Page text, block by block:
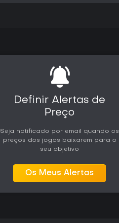
percursos
controle
mais longas e
Vale a Pena
O pacote
priorizando
em timing, no
encontra
A recepção
mencionem
PC traz
Definir Alertas de
Preço
Seja notificado por email quando os
preços dos jogos baixarem para o
seu objetivo
Os Meus Alertas